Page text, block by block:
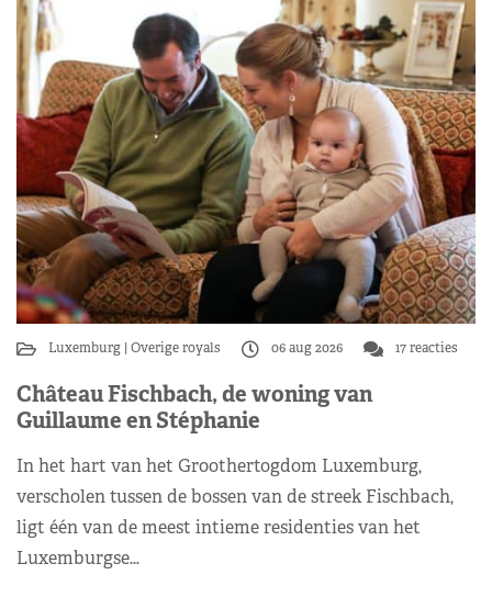
Luxemburg Overige royals 06 aug 2026 17 reacties
Château Fischbach, de woning van
Guillaume en Stéphanie
In het hart van het Groothertogdom Luxemburg,
verscholen tussen de bossen van de streek Fischbach,
ligt één van de meest intieme residenties van het
Luxemburgse…